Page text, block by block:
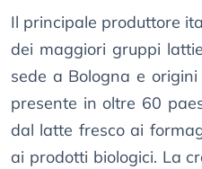
Il principale produttore
dei maggiori gruppi
sede a Bologna e
presente in oltre 60
dal latte fresco ai
ai prodotti biologici. La